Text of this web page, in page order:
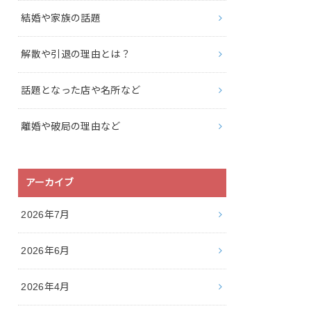
結婚や家族の話題
解散や引退の理由とは？
話題となった店や名所など
離婚や破局の理由など
アーカイブ
2026年7月
2026年6月
2026年4月